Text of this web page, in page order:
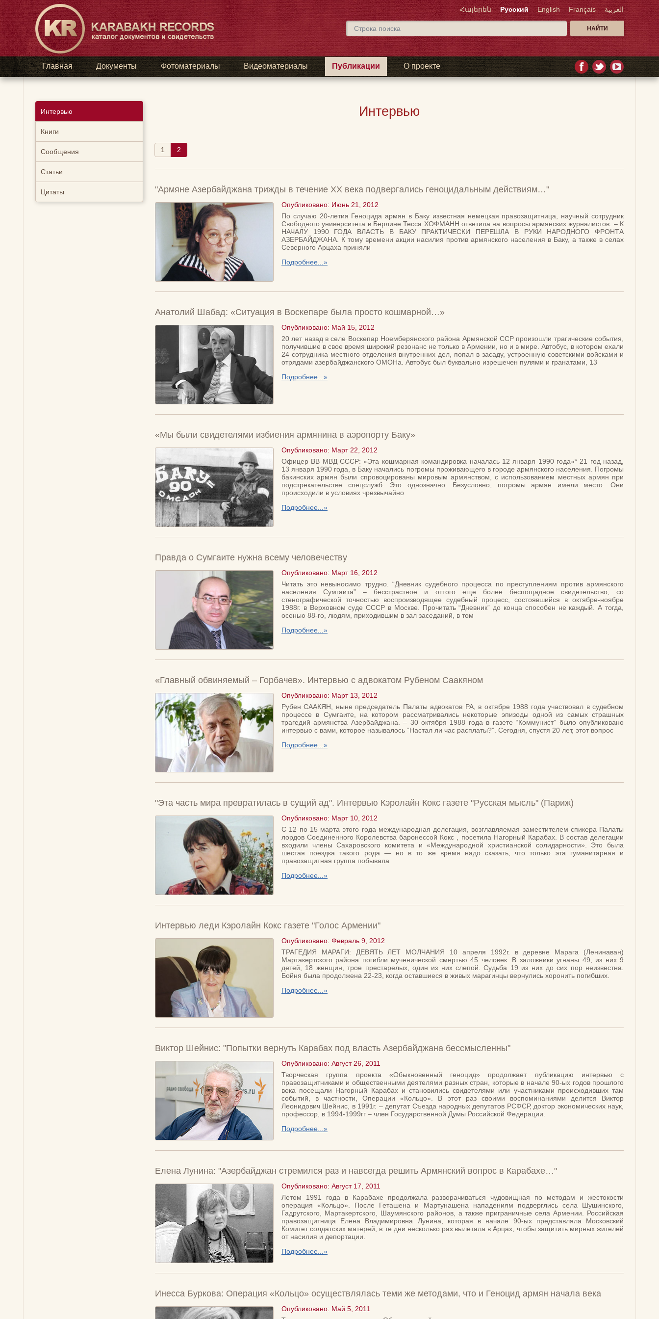
Հայերեն Русский English Français العربية
Главная Документы Фотоматериалы Видеоматериалы Публикации О проекте
Интервью
Книги
Сообщения
Статьи
Цитаты
Интервью
1 2
"Армяне Азербайджана трижды в течение ХХ века подвергались геноцидальным действиям…"
Опубликовано: Июнь 21, 2012
По случаю 20-летия Геноцида армян в Баку известная немецкая правозащитница, научный сотрудник
Свободного университета в Берлине Тесса ХОФМАНН ответила на вопросы армянских журналистов. – К
НАЧАЛУ 1990 ГОДА ВЛАСТЬ В БАКУ ПРАКТИЧЕСКИ ПЕРЕШЛА В РУКИ НАРОДНОГО ФРОНТА
АЗЕРБАЙДЖАНА. К тому времени акции насилия против армянского населения в Баку, а также в селах
Северного Арцаха приняли
Подробнее...»
Анатолий Шабад: «Ситуация в Воскепаре была просто кошмарной…»
Опубликовано: Май 15, 2012
20 лет назад в селе Воскепар Ноемберянского района Армянской ССР произошли трагические события,
получившие в свое время широкий резонанс не только в Армении, но и в мире. Автобус, в котором ехали
24 сотрудника местного отделения внутренних дел, попал в засаду, устроенную советскими войсками и
отрядами азербайджанского ОМОНа. Автобус был буквально изрешечен пулями и гранатами, 13
Подробнее...»
«Мы были свидетелями избиения армянина в аэропорту Баку»
Опубликовано: Март 22, 2012
Офицер ВВ МВД СССР: «Эта кошмарная командировка началась 12 января 1990 года»* 21 год назад,
13 января 1990 года, в Баку начались погромы проживающего в городе армянского населения. Погромы
бакинских армян были спровоцированы мировым армянством, с использованием местных армян при
подстрекательстве спецслужб. Это однозначно. Безусловно, погромы армян имели место. Они
происходили в условиях чрезвычайно
Подробнее...»
Правда о Сумгаите нужна всему человечеству
Опубликовано: Март 16, 2012
Читать это невыносимо трудно. “Дневник судебного процесса по преступлениям против армянского
населения Сумгаита” – бесстрастное и оттого еще более беспощадное свидетельство, со
стенографической точностью воспроизводящее судебный процесс, состоявшийся в октябре-ноябре
1988г. в Верховном суде СССР в Москве. Прочитать “Дневник” до конца способен не каждый. А тогда,
осенью 88-го, людям, приходившим в зал заседаний, в том
Подробнее...»
«Главный обвиняемый – Горбачев». Интервью с адвокатом Рубеном Саакяном
Опубликовано: Март 13, 2012
Рубен СААКЯН, ныне председатель Палаты адвокатов РА, в октябре 1988 года участвовал в судебном
процессе в Сумгаите, на котором рассматривались некоторые эпизоды одной из самых страшных
трагедий армянства Азербайджана. – 30 октября 1988 года в газете “Коммунист” было опубликовано
интервью с вами, которое называлось “Настал ли час расплаты?”. Сегодня, спустя 20 лет, этот вопрос
Подробнее...»
"Эта часть мира превратилась в сущий ад". Интервью Кэролайн Кокс газете "Русская мысль" (Париж)
Опубликовано: Март 10, 2012
С 12 по 15 марта этого года международная делегация, возглавляемая заместителем спикера Палаты
лордов Соединенного Королевства баронессой Кокс , посетила Нагорный Карабах. В состав делегации
входили члены Сахаровского комитета и «Международной христианской солидарности». Это была
шестая поездка такого рода — но в то же время надо сказать, что только эта гуманитарная и
правозащитная группа побывала
Подробнее...»
Интервью леди Кэролайн Кокс газете "Голос Армении"
Опубликовано: Февраль 9, 2012
ТРАГЕДИЯ МАРАГИ: ДЕВЯТЬ ЛЕТ МОЛЧАНИЯ 10 апреля 1992г. в деревне Марага (Ленинаван)
Мартакертского района погибли мученической смертью 45 человек. В заложники угнаны 49, из них 9
детей, 18 женщин, трое престарелых, один из них слепой. Судьба 19 из них до сих пор неизвестна.
Бойня была продолжена 22-23, когда оставшиеся в живых марагинцы вернулись хоронить погибших.
Подробнее...»
Виктор Шейнис: "Попытки вернуть Карабах под власть Азербайджана бессмысленны"
Опубликовано: Август 26, 2011
Творческая группа проекта «Обыкновенный геноцид» продолжает публикацию интервью с
правозащитниками и общественными деятелями разных стран, которые в начале 90-ых годов прошлого
века посещали Нагорный Карабах и становились свидетелями или участниками происходивших там
событий, в частности, Операции «Кольцо». В этот раз своими воспоминаниями делится Виктор
Леонидович Шейнис, в 1991г. – депутат Съезда народных депутатов РСФСР, доктор экономических наук,
профессор, в 1994-1999гг – член Государственной Думы Российской Федерации.
Подробнее...»
Елена Лунина: "Азербайджан стремился раз и навсегда решить Армянский вопрос в Карабахе…"
Опубликовано: Август 17, 2011
Летом 1991 года в Карабахе продолжала разворачиваться чудовищная по методам и жестокости
операция «Кольцо». После Геташена и Мартунашена нападениям подверглись села Шушинского,
Гадрутского, Мартакертского, Шаумянского районов, а также приграничные села Армении. Российская
правозащитница Елена Владимировна Лунина, которая в начале 90-ых представляла Московский
Комитет солдатских матерей, в те дни несколько раз вылетала в Арцах, чтобы защитить мирных жителей
от насилия и депортации.
Подробнее...»
Инесса Буркова: Операция «Кольцо» осуществлялась теми же методами, что и Геноцид армян начала века
Опубликовано: Май 5, 2011